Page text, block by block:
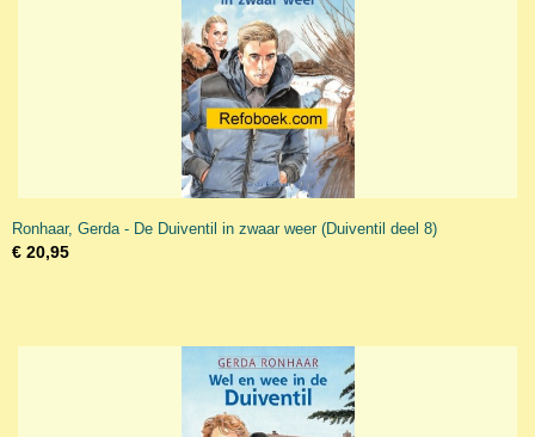
Ronhaar, Gerda - De Duiventil in zwaar weer (Duiventil deel 8)
€ 20,95